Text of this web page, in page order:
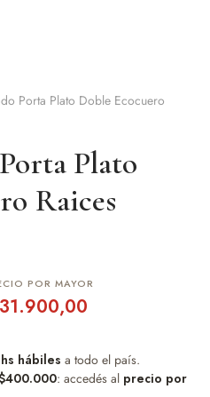
Porta Plato Doble Ecocuero
Plato
Raices
POR MAYOR
31.900,00
hábiles a todo el país.
: accedés al precio por